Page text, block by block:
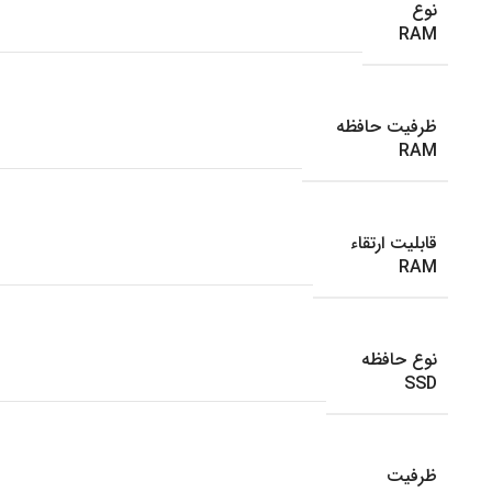
نوع
RAM
ظرفیت حافظه
RAM
قابلیت ارتقاء
RAM
نوع حافظه
SSD
ظرفیت